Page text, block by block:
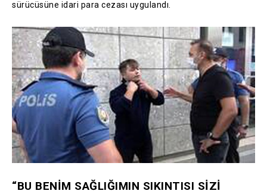
sürücüsüne idari para cezası uygulandı.
“BU BENİM SAĞLIĞIMIN SIKINTISI SİZİ